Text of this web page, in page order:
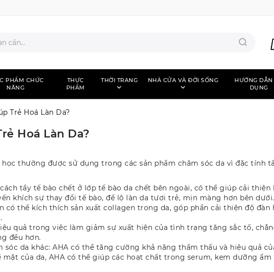
PHẨM CHỨC
NĂNG
THỰC
PHẨM
THỜI TRANG NHÀ CỬA VÀ ĐỜI SỐNG
HƯỚNG DẪN
DỤNG
Trẻ Hoá Làn Da?
Hoá Làn Da?
thường được sử dụng trong các sản phẩm chăm sóc da vì đặc tính
tẩy tế bào chết ở lớp tế bào da chết bên ngoài, có thể giúp cải
khích sự thay đổi tế bào, để lộ làn da tươi trẻ, mịn màng hơn bên dưới.
có thể kích thích sản xuất collagen trong da, góp phần cải thiện độ đàn
quả trong việc làm giảm sự xuất hiện của tình trạng tăng sắc tố,
đều hơn.
da khác: AHA có thể tăng cường khả năng thẩm thấu và hiệu quả
của da, AHA có thể giúp các hoạt chất trong serum, kem dưỡng